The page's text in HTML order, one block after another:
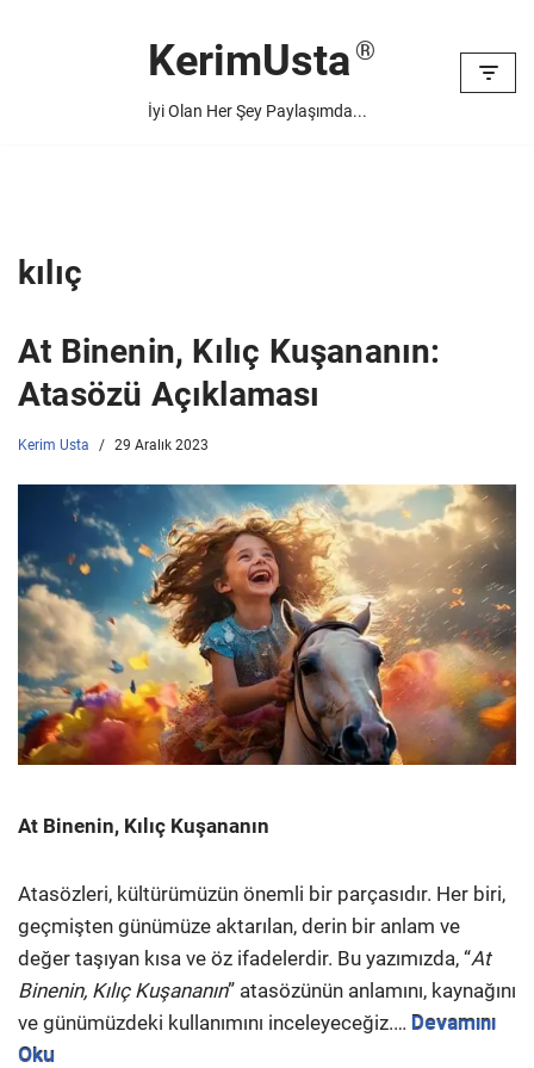
KerimUsta
İyi Olan Her Şey Paylaşımda...
kılıç
At Binenin, Kılıç Kuşananın:
Atasözü Açıklaması
Kerim Usta 29 Aralık 2023
At Binenin, Kılıç Kuşananın
Atasözleri, kültürümüzün önemli bir parçasıdır. Her biri,
geçmişten günümüze aktarılan, derin bir anlam ve
değer taşıyan kısa ve öz ifadelerdir. Bu yazımızda, “At
Binenin, Kılıç Kuşananın” atasözünün anlamını, kaynağını
ve günümüzdeki kullanımını inceleyeceğiz.… Devamını
Oku